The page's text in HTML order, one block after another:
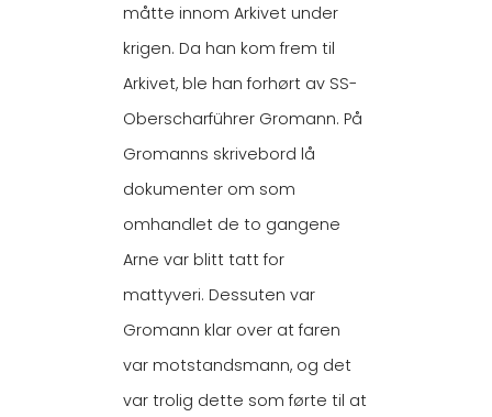
måtte innom Arkivet under
krigen. Da han kom frem til
Arkivet, ble han forhørt av SS-
Oberscharführer Gromann. På
Gromanns skrivebord lå
dokumenter om som
omhandlet de to gangene
Arne var blitt tatt for
mattyveri. Dessuten var
Gromann klar over at faren
var motstandsmann, og det
var trolig dette som førte til at